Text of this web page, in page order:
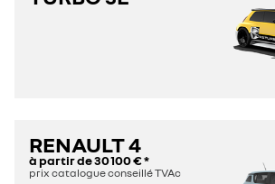
RENAULT 4
à partir de30 100 €*
prix catalogue conseillé TVAc